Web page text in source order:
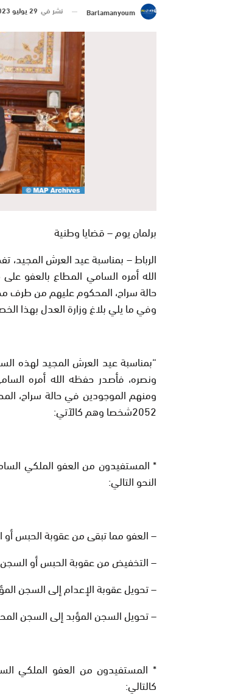
Barlamanyoum نشر في 29 يوليو 2023 الساعة 21 و 47 دقيقة
برلمان يوم – قضايا وطنية
الرباط – بمناسبة عيد العرش
الله أمره السامي المطاع بالعفو
حالة سراح، المحكوم عليهم من طرف
وفي ما يلي بلاغ وزارة العدل بهذا
ونصره، فأصدر حفظه الله أمره
ومنهم الموجودين في حالة سراح،
2052شخصا وهم كالآتي:
النحو التالي:
– العفو مما تبقى من عقوبة الحبس أو السجن
– التخفيض من عقوبة الحبس أو السجن لفائدة:
– تحويل عقوبة الإعدام إلى السجن المؤبد لفائدة:
– تحويل السجن المؤبد إلى السجن المحدد
كالتالي: